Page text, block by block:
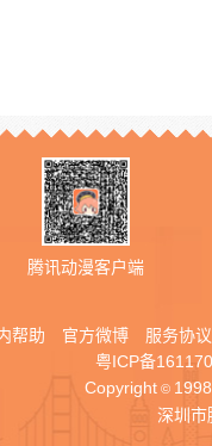
腾讯动漫客户端
帮助 官方微博 服务协议
粤ICP备
Copyright ©
深圳市